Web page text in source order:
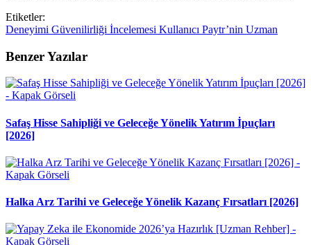
Etiketler:
Deneyimi Güvenilirliği İncelemesi Kullanıcı Paytr’nin Uzman
Benzer Yazılar
Safaş Hisse Sahipliği ve Geleceğe Yönelik Yatırım İpuçları
[2026]
Halka Arz Tarihi ve Geleceğe Yönelik Kazanç Fırsatları [2026]